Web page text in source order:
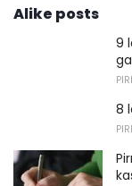
Alike posts
9
8